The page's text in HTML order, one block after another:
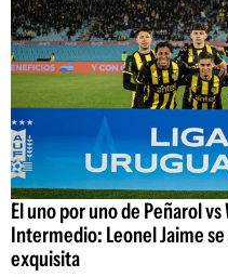
El uno por uno de Peñarol
Intermedio: Leonel Jaime
exquisita